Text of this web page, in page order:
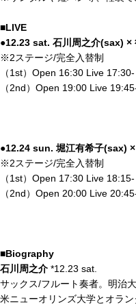
■LIVE
●12.23 sat. 石川周之介(sax) ×
※2ステージ/完全入替制
（1st）Open 16:30 Live 17:30-
（2nd）Open 19:00 Live
●12.24 sun. 堀江有希子(sax)
※2ステージ/完全入替制
（1st）Open 17:30 Live 18:15-
（2nd）Open 20:00 Live
■Biography
石川周之介 *12.23 sat.
サックス/フルート奏者。明治
米ニューオリンズ大学とオラ